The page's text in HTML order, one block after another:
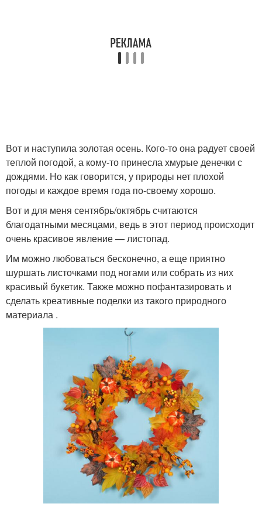
Вот и наступила золотая осень. Кого-то она радует своей
теплой погодой, а кому-то принесла хмурые денечки с
дождями. Но как говорится, у природы нет плохой
погоды и каждое время года по-своему хорошо.
Вот и для меня сентябрь/октябрь считаются
благодатными месяцами, ведь в этот период происходит
очень красивое явление — листопад.
Им можно любоваться бесконечно, а еще приятно
шуршать листочками под ногами или собрать из них
красивый букетик. Также можно пофантазировать и
сделать креативные поделки из такого природного
материала .